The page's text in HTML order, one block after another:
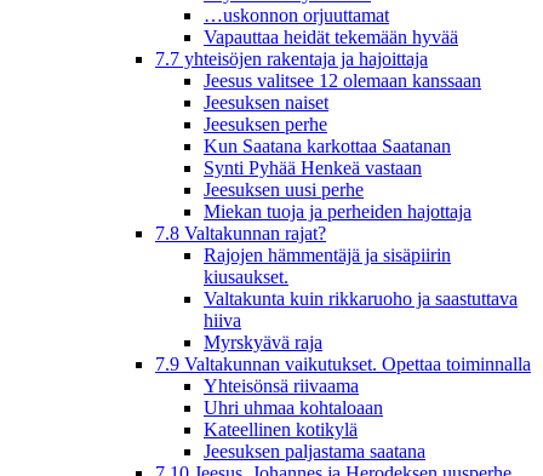
…uskonnon orjuuttamat
Vapauttaa heidät tekemään hyvää
7.7 yhteisöjen rakentaja ja hajoittaja
Jeesus valitsee 12 olemaan kanssaan
Jeesuksen naiset
Jeesuksen perhe
Kun Saatana karkottaa Saatanan
Synti Pyhää Henkeä vastaan
Jeesuksen uusi perhe
Miekan tuoja ja perheiden hajottaja
7.8 Valtakunnan rajat?
Rajojen hämmentäjä ja sisäpiirin
kiusaukset.
Valtakunta kuin rikkaruoho ja saastuttava
hiiva
Myrskyävä raja
7.9 Valtakunnan vaikutukset. Opettaa toiminnalla
Yhteisönsä riivaama
Uhri uhmaa kohtaloaan
Kateellinen kotikylä
Jeesuksen paljastama saatana